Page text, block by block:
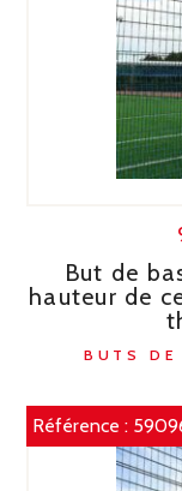
But de
hauteur de
BUTS DE
Référence :